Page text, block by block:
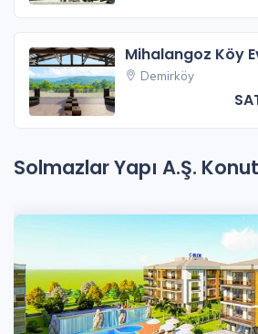
Mihalangoz Köy
Demirköy
Solmazlar Yapı A.Ş.